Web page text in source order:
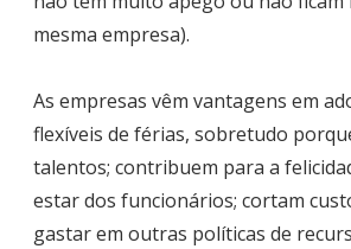
mesma empresa).
As empresas vêm vantagens em
flexíveis de férias, sobretudo
talentos; contribuem para a
estar dos funcionários; cortam
gastar em outras políticas de